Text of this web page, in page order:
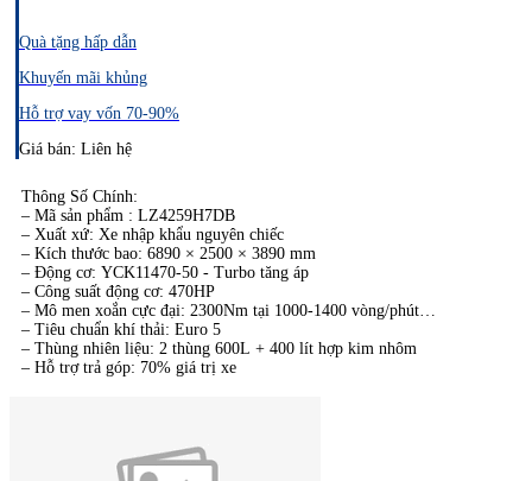
Quà tặng hấp dẫn
Khuyến mãi khủng
Hỗ trợ vay vốn 70-90%
Giá bán: Liên hệ
Thông Số Chính:​
– Mã sản phẩm : LZ4259H7DB
– Xuất xứ: Xe nhập khẩu nguyên chiếc
– Kích thước bao: 6890 × 2500 × 3890 mm
– Động cơ: YCK11470-50 - Turbo tăng áp
– Công suất động cơ: 470HP
– Mô men xoắn cực đại: 2300Nm tại 1000-1400 vòng/phút
– Tiêu chuẩn khí thải: Euro 5
– Thùng nhiên liệu: 2 thùng 600L + 400 lít hợp kim nhôm
– Hỗ trợ trả góp: 70% giá trị xe